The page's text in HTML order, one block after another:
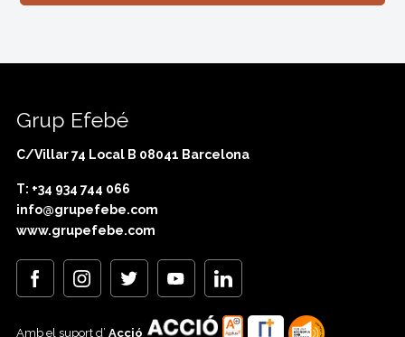
Grup Efebé
C/Villar 74 Local B 08041 Barcelona
T: +34 934 744 066
info@grupefebe.com
www.grupefebe.com
Amb el suport d’ Acció